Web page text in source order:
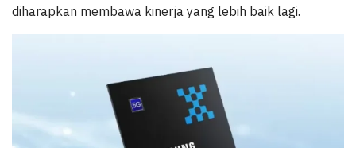
diharapkan membawa kinerja yang lebih baik lagi.